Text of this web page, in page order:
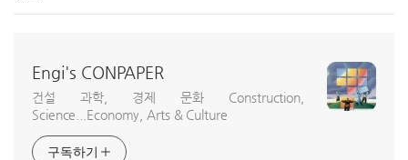
Engi's CONPAPER
건설 과학, 경제 문화 Construction,
Science...Economy, Arts & Culture
구독하기